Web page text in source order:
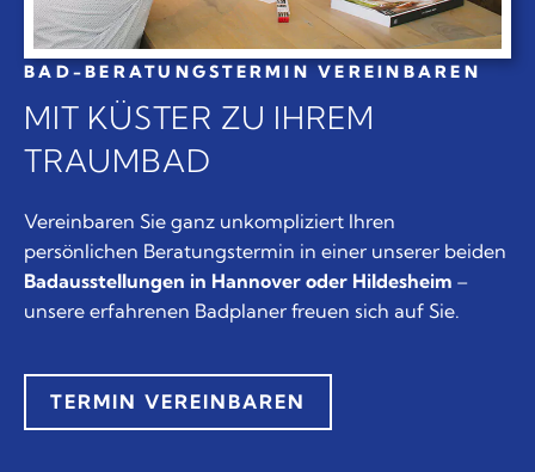
BAD-BERATUNGSTERMIN VEREINBAREN
MIT KÜSTER ZU IHREM
TRAUMBAD
Vereinbaren Sie ganz unkompliziert Ihren
persönlichen Beratungstermin in einer unserer beiden
Badausstellungen in Hannover oder Hildesheim –
unsere erfahrenen Badplaner freuen sich auf Sie.
TERMIN VEREINBAREN